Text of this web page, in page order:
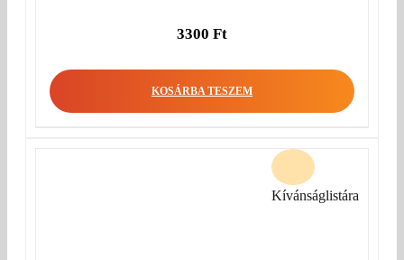
3300 Ft
KOSÁRBA TESZEM
Kívánságlistára